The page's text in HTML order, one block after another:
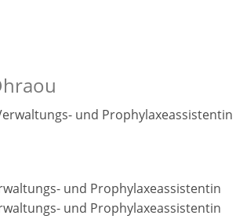
und Prophylaxeassistentin
und Prophylaxeassistentin
und Prophylaxeassistentin